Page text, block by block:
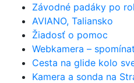
Závodné padáky po
AVIANO, Taliansko
Žiadosť o pomoc
Webkamera –
Cesta na glide kolo
Kamera a sonda na